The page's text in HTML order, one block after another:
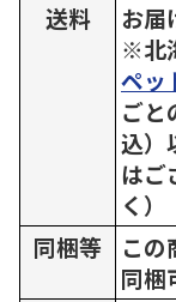
送料
お届
※北
ペッ
ごと
込）
はご
く）
同梱等
この
同梱